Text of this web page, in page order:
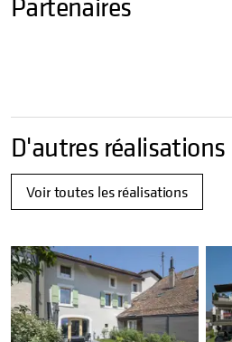
Partenaires
D'autres réalisations
Voir toutes les réalisations